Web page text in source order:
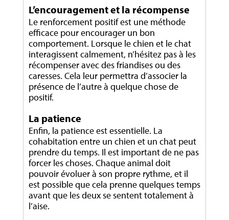
L’encouragement et la récompense
Le renforcement positif est une méthode
efficace pour encourager un bon
comportement. Lorsque le chien et le chat
interagissent calmement, n’hésitez pas à les
récompenser avec des friandises ou des
caresses. Cela leur permettra d’associer la
présence de l’autre à quelque chose de
positif.
La patience
Enfin, la patience est essentielle. La
cohabitation entre un chien et un chat peut
prendre du temps. Il est important de ne pas
forcer les choses. Chaque animal doit
pouvoir évoluer à son propre rythme, et il
est possible que cela prenne quelques temps
avant que les deux se sentent totalement à
l’aise.